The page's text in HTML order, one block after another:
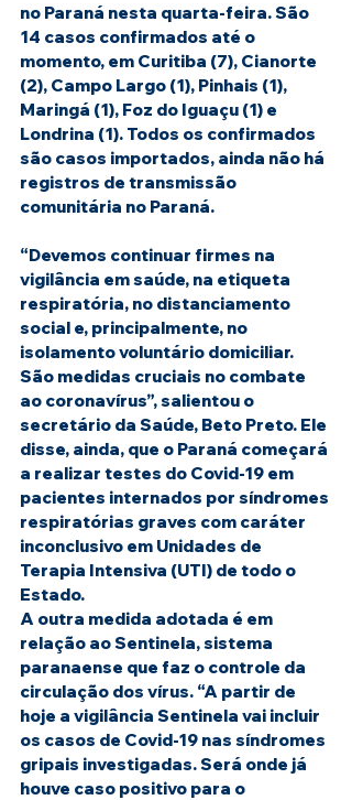
no Paraná nesta quarta-feira. São
14 casos confirmados até o
momento, em Curitiba (7), Cianorte
(2), Campo Largo (1), Pinhais (1),
Maringá (1), Foz do Iguaçu (1) e
Londrina (1). Todos os confirmados
são casos importados, ainda não há
registros de transmissão
comunitária no Paraná.
“Devemos continuar firmes na
vigilância em saúde, na etiqueta
respiratória, no distanciamento
social e, principalmente, no
isolamento voluntário domiciliar.
São medidas cruciais no combate
ao coronavírus”, salientou o
secretário da Saúde, Beto Preto. Ele
disse, ainda, que o Paraná começará
a realizar testes do Covid-19 em
pacientes internados por síndromes
respiratórias graves com caráter
inconclusivo em Unidades de
Terapia Intensiva (UTI) de todo o
Estado.
A outra medida adotada é em
relação ao Sentinela, sistema
paranaense que faz o controle da
circulação dos vírus. “A partir de
hoje a vigilância Sentinela vai incluir
os casos de Covid-19 nas síndromes
gripais investigadas. Será onde já
houve caso positivo para o